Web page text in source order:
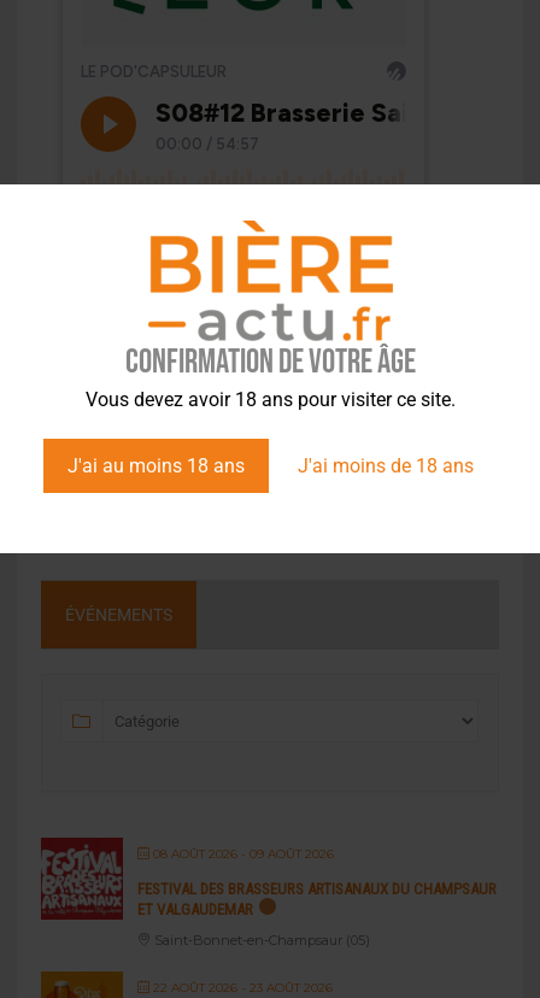
Confirmation de votre âge
Vous devez avoir 18 ans pour visiter ce site.
J'ai au moins 18 ans J'ai moins de 18 ans
ÉVÉNEMENTS
08 AOÛT 2026- 09 AOÛT 2026
FESTIVAL DES BRASSEURS ARTISANAUX DU CHAMPSAUR
ET VALGAUDEMAR
Saint-Bonnet-en-Champsaur (05)
22 AOÛT 2026- 23 AOÛT 2026